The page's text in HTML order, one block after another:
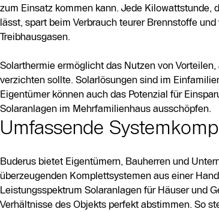
zum Einsatz kommen kann. Jede Kilowattstunde,
lässt, spart beim Verbrauch teurer Brennstoffe
Treibhausgasen.
Solarthermie ermöglicht das Nutzen von
verzichten sollte. Solarlösungen sind im
Eigentümer können auch das Potenzial für
Solaranlagen im Mehrfamilienhaus ausschöpfen.
Umfassende
Buderus bietet Eigentümern, Bauherren und
überzeugenden Komplettsystemen aus einer
Leistungsspektrum Solaranlagen für Häuser und
Verhältnisse des Objekts perfekt abstimmen. So